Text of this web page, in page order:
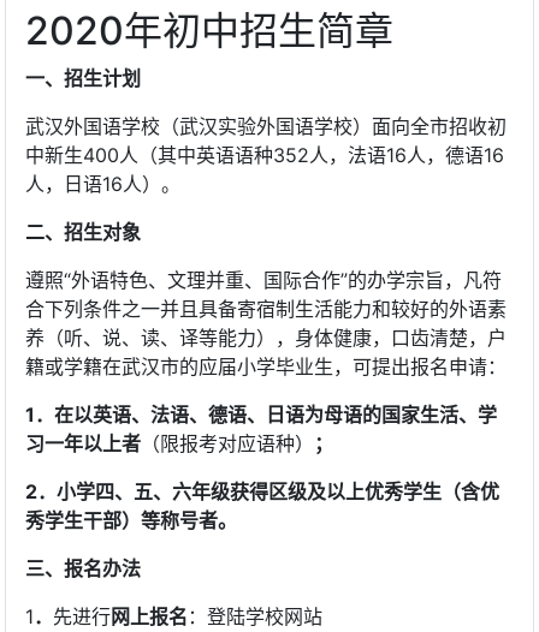
2020年初中招生简章
一、招生计划
武汉外国语学校（武汉实验外国语学校）面向全市招收初
中新生400人（其中英语语种352人，法语16人，德语16
人，日语16人）。
二、招生对象
遵照“外语特色、文理并重、国际合作”的办学宗旨，凡符
合下列条件之一并且具备寄宿制生活能力和较好的外语素
养（听、说、读、译等能力），身体健康，口齿清楚，户
籍或学籍在武汉市的应届小学毕业生，可提出报名申请：
1．在以英语、法语、德语、日语为母语的国家生活、学
习一年以上者 （限报考对应语种） ；
2．小学四、五、六年级获得区级及以上优秀学生（含优
秀学生干部）等称号者。
三、报名办法
1． 先进行网上报名 ：登陆学校网站